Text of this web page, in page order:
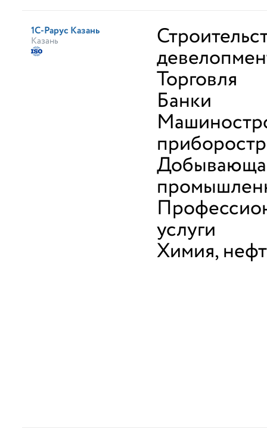
1С-Рарус Казань
Казань
Торговля
Банки
услуги
Химия,